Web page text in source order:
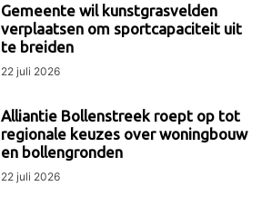
Gemeente wil kunstgrasvelden
verplaatsen om sportcapaciteit uit
te breiden
22 juli 2026
Alliantie Bollenstreek roept op tot
regionale keuzes over woningbouw
en bollengronden
22 juli 2026